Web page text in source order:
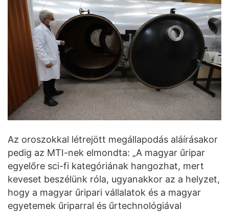
Az oroszokkal létrejött megállapodás aláírásakor
pedig az MTI-nek elmondta: „A magyar űripar
egyelőre sci-fi kategóriának hangozhat, mert
keveset beszélünk róla, ugyanakkor az a helyzet,
hogy a magyar űripari vállalatok és a magyar
egyetemek űriparral és űrtechnológiával